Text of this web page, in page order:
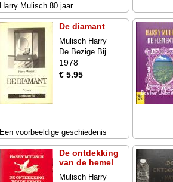
Harry Mulisch 80 jaar
De diamant
Mulisch Harry
De Bezige Bij
1978
€ 5.95
Een voorbeeldige geschiedenis
De ontdekking
van de hemel
Mulisch Harry